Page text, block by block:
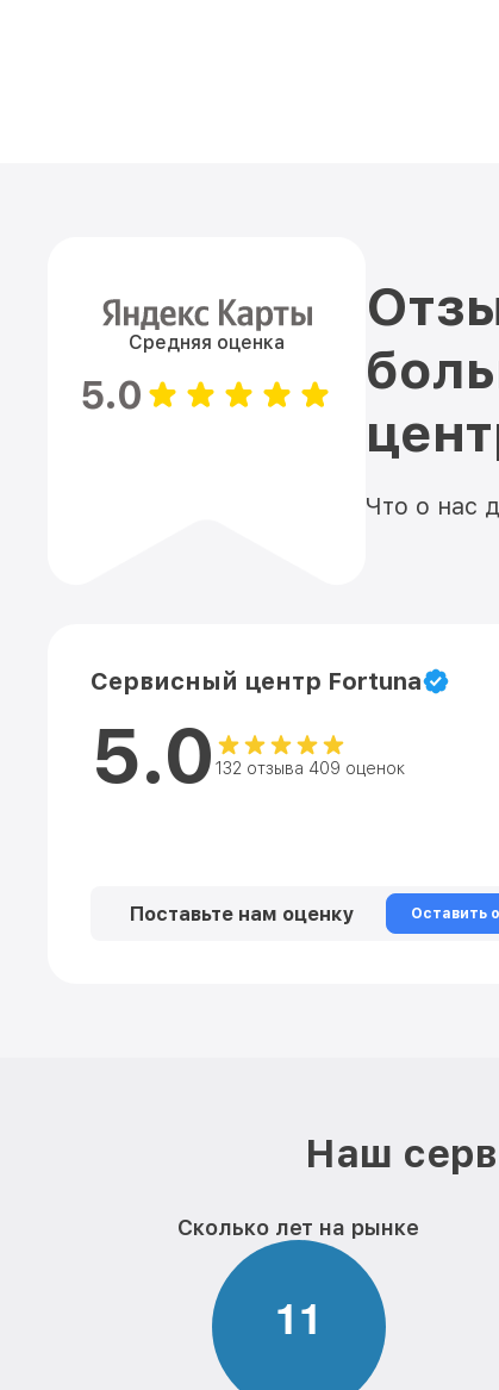
Средняя оценка
5.0
Что о нас
Сервисный центр Fortuna
5.0 132 отзыва 409 оценок
Поставьте нам оценку Оставить
Наш
Сколько лет на рынке
11